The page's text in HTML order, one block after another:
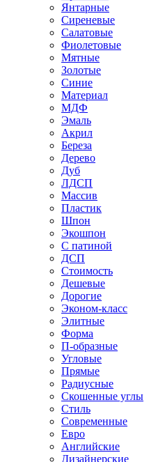
Янтарные
Сиреневые
Салатовые
Фиолетовые
Мятные
Золотые
Синие
Материал
МДФ
Эмаль
Акрил
Береза
Дерево
Дуб
ЛДСП
Массив
Пластик
Шпон
Экошпон
С патиной
ДСП
Стоимость
Дешевые
Дорогие
Эконом-класс
Элитные
Форма
П-образные
Угловые
Прямые
Радиусные
Скошенные углы
Стиль
Современные
Евро
Английские
Дизайнерские